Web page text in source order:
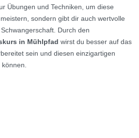
Übungen und Techniken, um diese
sondern gibt dir auch wertvolle
Durch den
in Mühlpfad wirst du besser auf das
sein und diesen einzigartigen
können.